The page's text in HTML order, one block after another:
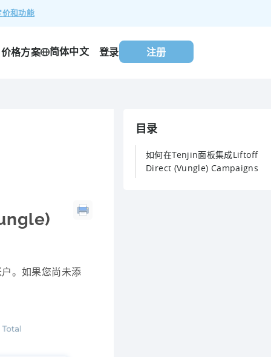
价和功能
价格方案 简体中文 登录 注册
。如果您尚未添
目录
如何在Tenjin面板集成Liftoff
Direct (Vungle) Campaigns